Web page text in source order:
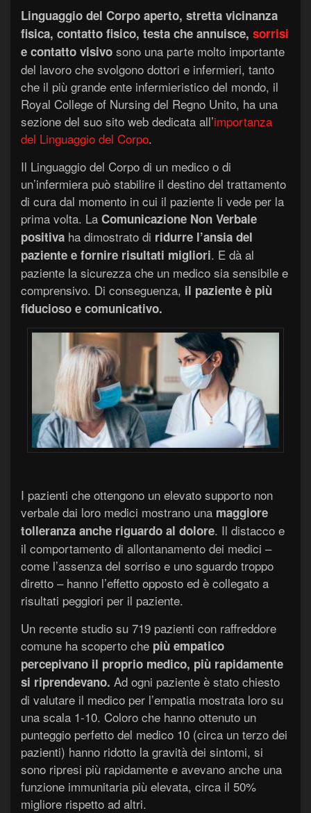
Linguaggio del Corpo aperto, stretta vicinanza
fisica, contatto fisico, testa che annuisce, sorrisi
e contatto visivo sono una parte molto importante
del lavoro che svolgono dottori e infermieri, tanto
che il più grande ente infermieristico del mondo, il
Royal College of Nursing del Regno Unito, ha una
sezione del suo sito web dedicata all’importanza
del Linguaggio del Corpo.
Il Linguaggio del Corpo di un medico o di
un’infermiera può stabilire il destino del trattamento
di cura dal momento in cui il paziente li vede per la
prima volta. La Comunicazione Non Verbale
positiva ha dimostrato di ridurre l’ansia del
paziente e fornire risultati migliori. E dà al
paziente la sicurezza che un medico sia sensibile e
comprensivo. Di conseguenza, il paziente è più
fiducioso e comunicativo.
I pazienti che ottengono un elevato supporto non
verbale dai loro medici mostrano una maggiore
tolleranza anche riguardo al dolore. Il distacco e
il comportamento di allontanamento dei medici –
come l’assenza del sorriso e uno sguardo troppo
diretto – hanno l’effetto opposto ed è collegato a
risultati peggiori per il paziente.
Un recente studio su 719 pazienti con raffreddore
comune ha scoperto che più empatico
percepivano il proprio medico, più rapidamente
si riprendevano. Ad ogni paziente è stato chiesto
di valutare il medico per l’empatia mostrata loro su
una scala 1-10. Coloro che hanno ottenuto un
punteggio perfetto del medico 10 (circa un terzo dei
pazienti) hanno ridotto la gravità dei sintomi, si
sono ripresi più rapidamente e avevano anche una
funzione immunitaria più elevata, circa il 50%
migliore rispetto ad altri.